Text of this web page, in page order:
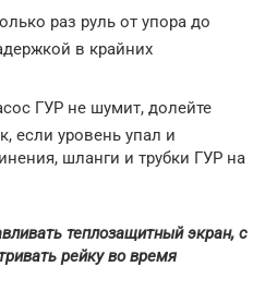
раз руль от упора до
в крайних
ГУР не шумит, долейте
если уровень упал и
шланги и трубки ГУР на
теплозащитный экран, с
рейку во время